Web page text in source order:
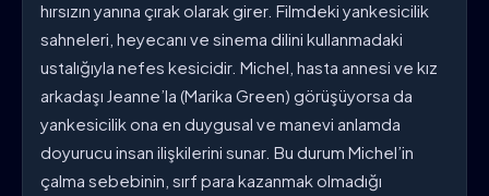
hırsızın yanına çırak olarak girer. Filmdeki yankesicilik
sahneleri, heyecanı ve sinema dilini kullanmadaki
ustalığıyla nefes kesicidir. Michel, hasta annesi ve kız
arkadaşı Jeanne’la (Marika Green) görüşüyorsa da
yankesicilik ona en duygusal ve manevi anlamda
doyurucu insan ilişkilerini sunar. Bu durum Michel’in
çalma sebebinin, sırf para kazanmak olmadığı